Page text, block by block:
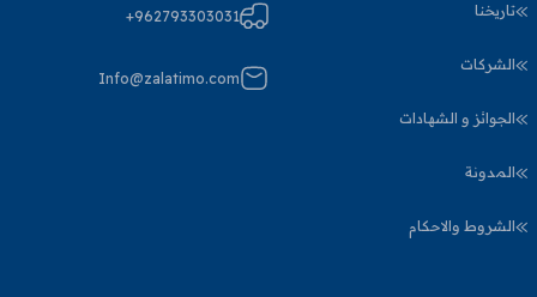
تاريخنا
الشركات
الجوائز و الشهادات
المدونة
الشروط والاحكام
+962793303031
Info@zalatimo.com